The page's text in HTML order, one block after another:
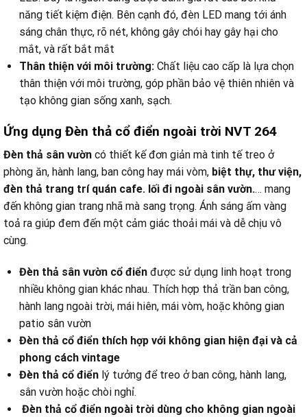
năng tiết kiệm điện. Bên cạnh đó, đèn LED mang tới ánh
sáng chân thực, rõ nét, không gây chói hay gây hại cho
mắt, và rất bắt mắt
Thân thiện với môi trường: Chất liệu cao cấp là lựa chọn
thân thiện với môi trường, góp phần bảo vệ thiên nhiên và
tạo không gian sống xanh, sạch.
Ứng dụng Đèn thả cổ điển ngoài trời NVT 264
Đèn thả sân vườn có thiết kế đơn giản mà tinh tế treo ở
phòng ăn, hành lang, ban công hay mái vòm, biệt thự, thư viện,
đèn thả trang trí quán cafe. lối đi ngoài sân vườn.… mang
đến không gian trang nhã mà sang trọng. Ánh sáng ấm vàng
toả ra giúp đem đến một cảm giác thoải mái và dễ chịu vô
cùng.
Đèn thả sân vườn cổ điển được sử dụng linh hoạt trong
nhiều không gian khác nhau. Thích hợp thả trần ban công,
hành lang ngoài trời, mái hiên, mái vòm, hoặc không gian
patio sân vườn
Đèn thả cổ điển thích hợp với không gian hiện đại và cả
phong cách vintage
Đèn thả cổ điển lý tưởng để treo ở ban công, hành lang,
sân vườn hoặc chòi nghỉ.
Đèn thả cổ điển ngoài trời dùng cho không gian ngoài